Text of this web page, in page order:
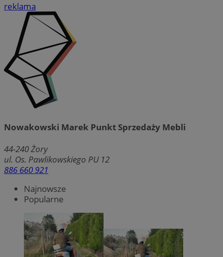
reklama
Nowakowski Marek Punkt Sprzedaży Mebli
44-240Żory
ul. Os. Pawlikowskiego PU 12
886 660 921
Najnowsze
Popularne